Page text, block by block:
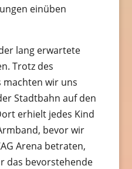
einüben
lang erwartete
Trotz des
wir uns
Stadtbahn auf den
erhielt jedes Kind
bevor wir
Arena betraten,
das bevorstehende